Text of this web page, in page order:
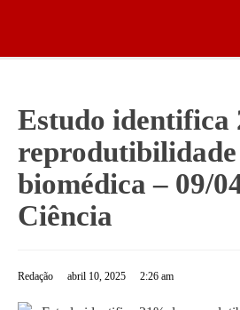
Estudo identifica
reprodutibilidade
biomédica – 09/
Ciência
Redação abril 10, 2025 2:26 am